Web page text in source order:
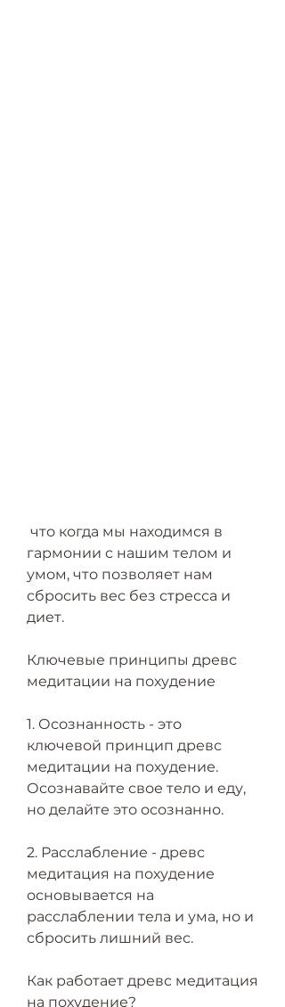
гармонии с нашим телом и
умом, что позволяет нам
сбросить вес без стресса и
диет.
Ключевые принципы древс
медитации на похудение
1. Осознанность - это
ключевой принцип древс
медитации на похудение.
Осознавайте свое тело и еду,
но делайте это осознанно.
2. Расслабление - древс
медитация на похудение
основывается на
расслаблении тела и ума, но и
сбросить лишний вес.
Как работает древс медитация
на похудение?